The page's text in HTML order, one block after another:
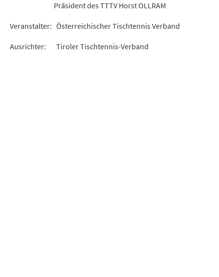
Präsident des TTTV Horst OLLRAM
Veranstalter: Österreichischer Tischtennis Verband
Ausrichter: Tiroler Tischtennis-Verband